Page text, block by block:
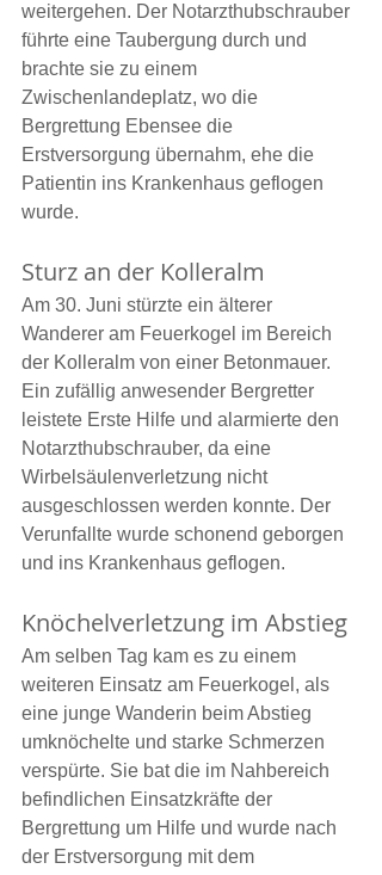
weitergehen. Der Notarzthubschrauber
führte eine Taubergung durch und
brachte sie zu einem
Zwischenlandeplatz, wo die
Bergrettung Ebensee die
Erstversorgung übernahm, ehe die
Patientin ins Krankenhaus geflogen
wurde.
Sturz an der Kolleralm
Am 30. Juni stürzte ein älterer
Wanderer am Feuerkogel im Bereich
der Kolleralm von einer Betonmauer.
Ein zufällig anwesender Bergretter
leistete Erste Hilfe und alarmierte den
Notarzthubschrauber, da eine
Wirbelsäulenverletzung nicht
ausgeschlossen werden konnte. Der
Verunfallte wurde schonend geborgen
und ins Krankenhaus geflogen.
Knöchelverletzung im Abstieg
Am selben Tag kam es zu einem
weiteren Einsatz am Feuerkogel, als
eine junge Wanderin beim Abstieg
umknöchelte und starke Schmerzen
verspürte. Sie bat die im Nahbereich
befindlichen Einsatzkräfte der
Bergrettung um Hilfe und wurde nach
der Erstversorgung mit dem